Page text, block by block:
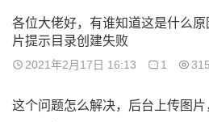
各位大佬好，有谁知道这是什么
片提示目录创建失败
2021年2月17日 16:13 1
这个问题怎么解决，后台上传图